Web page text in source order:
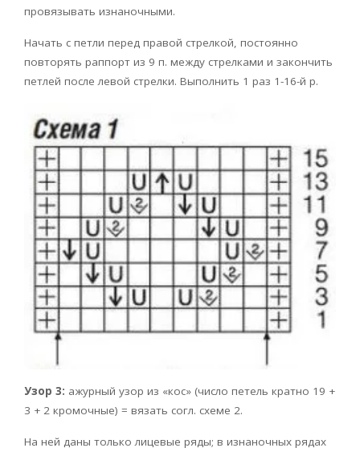
провязывать изнаночными.
Начать с петли перед правой стрелкой, постоянно
повторять раппорт из 9 п. между стрелками и закончить
петлей после левой стрелки. Выполнить 1 раз 1-16-й р.
Узор 3: ажурный узор из «кос» (число петель кратно 19 +
3 + 2 кромочные) = вязать согл. схеме 2.
На ней даны только лицевые ряды; в изнаночных рядах